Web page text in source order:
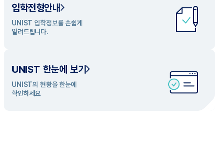
UNIST 학과 소개
UNIST의 개성있는 학과들을
탐색해 보세요
입학전형안내
UNIST 입학정보를 손쉽게
알려드립니다.
UNIST 한눈에 보기
UNIST의 현황을 한눈에
확인하세요